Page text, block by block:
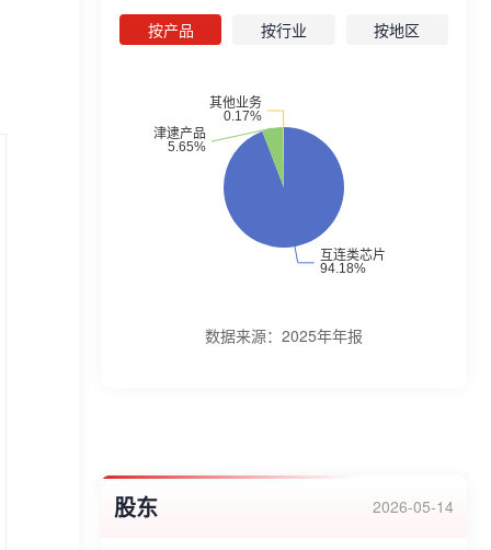
在香港联合交易所主板挂牌上市。公司是一
家全球领先的无晶圆厂集成电路设计公司,致
及高能效的互连解决方案。公司产品主要包
括内存接口芯片、内存模组配套芯片、PCIe
Retimer芯片、CXL MXC芯片及时钟芯片、
津逮CPU及数据保护和可信计算加速芯片
等。企业荣誉:2022年4月,公司荣获“第二十
得全球领先的内存和存储厂商美光科技的肯
优势企业”。2023年11月,澜起荣登福布斯
“2023中国创新力企业50强”榜单。2023年11
按产品 按行业 按地区
数据来源： 2025年年报
股东 2026-05-14